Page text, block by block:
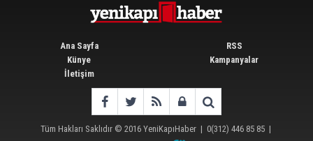
Ana Sayfa
Künye
İletişim
RSS
Kampanyalar
Tüm Hakları Saklıdır © 2016 YeniKapıHaber| 0(312) 446 85 85|